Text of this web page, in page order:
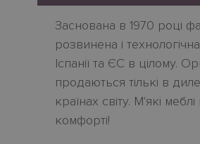
Заснована в 1970 році
розвинена і
Іспанії та ЄС в цілому.
продаються тількі в
країнах світу. М'якi
комфорті!